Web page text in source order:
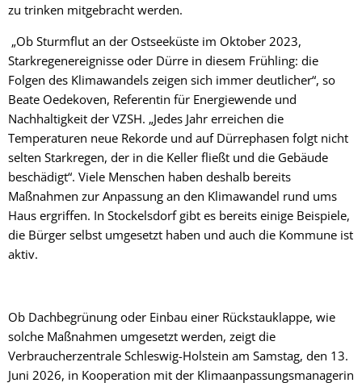
zu trinken mitgebracht werden.
„Ob Sturmflut an der Ostseeküste im Oktober 2023,
Starkregenereignisse oder Dürre in diesem Frühling: die
Folgen des Klimawandels zeigen sich immer deutlicher“, so
Beate Oedekoven, Referentin für Energiewende und
Nachhaltigkeit der VZSH. „Jedes Jahr erreichen die
Temperaturen neue Rekorde und auf Dürrephasen folgt nicht
selten Starkregen, der in die Keller fließt und die Gebäude
beschädigt“. Viele Menschen haben deshalb bereits
Maßnahmen zur Anpassung an den Klimawandel rund ums
Haus ergriffen. In Stockelsdorf gibt es bereits einige Beispiele,
die Bürger selbst umgesetzt haben und auch die Kommune ist
aktiv.
Ob Dachbegrünung oder Einbau einer Rückstauklappe, wie
solche Maßnahmen umgesetzt werden, zeigt die
Verbraucherzentrale Schleswig-Holstein am Samstag, den 13.
Juni 2026, in Kooperation mit der Klimaanpassungsmanagerin